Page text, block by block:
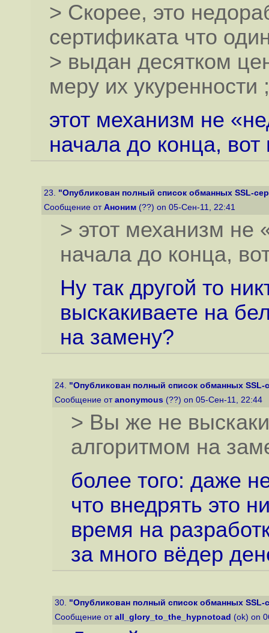
> Скорее, это
сертификата что
> выдан десятком
меру их укуренности
этот механизм не
начала до конца, вот
23. "Опубликован полный список обманных SSL-
Сообщение от Аноним (??) on 05-Сен-11, 22:41
> этот механизм не
начала до конца,
Ну так другой то
выскакиваете на
на замену?
24. "Опубликован полный список обманных SSL-
Сообщение от anonymous (??) on 05-Сен-11, 22:44
> Вы же не
алгоритмом на
более того: даже
что внедрять это
время на
за много вёдер
30. "Опубликован полный список обманных SSL-
Сообщение от all_glory_to_the_hypnotoad (ok) on